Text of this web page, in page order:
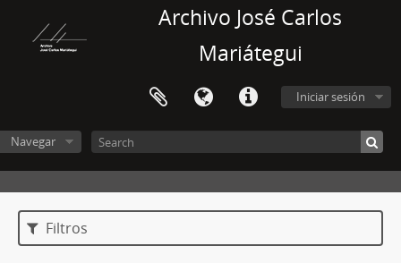
Archivo José Carlos
Mariátegui
Iniciar sesión
Navegar
Filtros